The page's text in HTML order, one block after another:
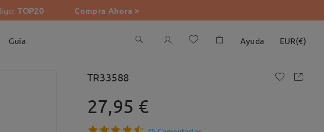
TOP20 Compra Ahora >
Guía Ayuda EUR(€)
TR33588
27,95 €